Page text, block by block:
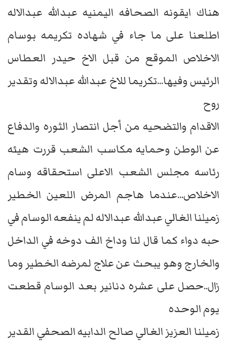
هناك ايقونه الصحافه اليمنيه عبدالله عبدالاله
اطلعنا على ما جاء في شهاده تكريمه بوسام
الاخلاص الموقع من قبل الاخ حيدر العطاس
الرئيس وفيها...تكريما للاخ عبدالله عبدالاله وتقدير
روح
الاقدام والتضحيه من أجل انتصار الثوره والدفاع
عن الوطن وحمايه مكاسب الشعب قررت هيئه
رئاسه مجلس الشعب الاعلى استحقاقه وسام
الاخلاص...عندما هاجم المرض اللعين الخطير
زميلنا الغالي عبدالله عبدالاله لم ينفعه الوسام في
حبه دواء كما قال لنا وداخ الف دوخه في الداخل
والخارج وهو يبحث عن علاج لمرضه الخطير وما
زال..حصل على عشره دنانير بعد الوسام قطعت
يوم الوحده
زميلنا العزيز الغالي صالح الدابيه الصحفي القدير